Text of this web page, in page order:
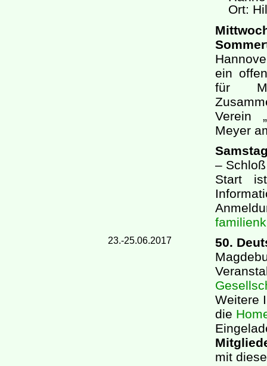
Ort:
ein
für
Verein
Meyer
–
Start
23.-25.06.2017
50.
Weitere
die
mit